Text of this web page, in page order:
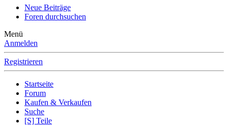
Neue Beiträge
Foren durchsuchen
Menü
Anmelden
Registrieren
Startseite
Forum
Kaufen & Verkaufen
Suche
[S] Teile